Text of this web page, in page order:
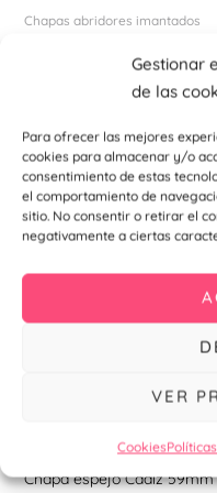
Gestionar
de las
Para ofrecer las mejores
cookies para almacenar y/o
consentimiento de estas
el comportamiento de
sitio. No consentir o retirar el
negativamente a ciertas
VER
Cookies
Chapas abridores imantados
Seleccionar
opciones
Chapa espejo Cádiz 59mm